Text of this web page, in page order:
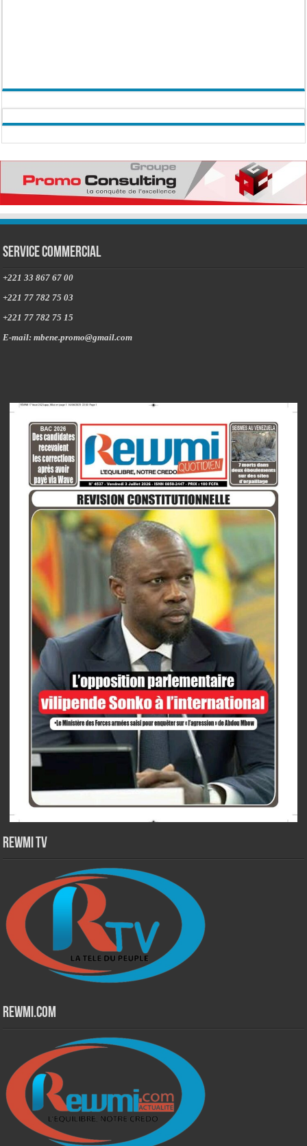
Service commercial
+221 33 867 67 00
+221 77 782 75 03
+221 77 782 75 15
E-mail: mbene.promo@gmail.com
Rewmi TV
Rewmi.Com